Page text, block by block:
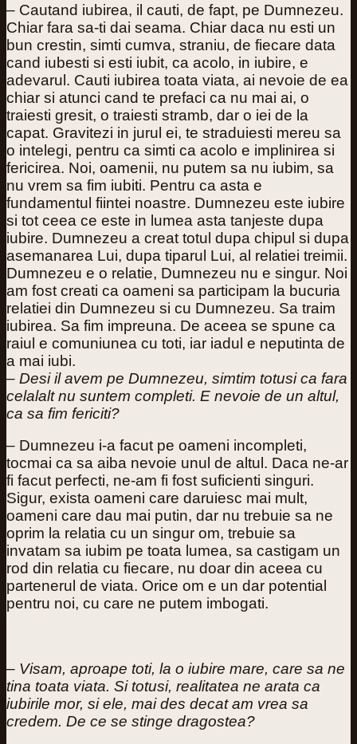
– Cautand iubirea, il cauti, de fapt, pe Dumnezeu.
Chiar fara sa-ti dai seama. Chiar daca nu esti un
bun crestin, simti cumva, straniu, de fiecare data
cand iubesti si esti iubit, ca acolo, in iubire, e
adevarul. Cauti iubirea toata viata, ai nevoie de ea
chiar si atunci cand te prefaci ca nu mai ai, o
traiesti gresit, o traiesti stramb, dar o iei de la
capat. Gravitezi in jurul ei, te straduiesti mereu sa
o intelegi, pentru ca simti ca acolo e implinirea si
fericirea. Noi, oamenii, nu putem sa nu iubim, sa
nu vrem sa fim iubiti. Pentru ca asta e
fundamentul fiintei noastre. Dumnezeu este iubire
si tot ceea ce este in lumea asta tanjeste dupa
iubire. Dumnezeu a creat totul dupa chipul si dupa
asemanarea Lui, dupa tiparul Lui, al relatiei treimii.
Dumnezeu e o relatie, Dumnezeu nu e singur. Noi
am fost creati ca oameni sa participam la bucuria
relatiei din Dumnezeu si cu Dumnezeu. Sa traim
iubirea. Sa fim impreuna. De aceea se spune ca
raiul e comuniunea cu toti, iar iadul e neputinta de
a mai iubi.
– Desi il avem pe Dumnezeu, simtim totusi ca fara
celalalt nu suntem completi. E nevoie de un altul,
ca sa fim fericiti?
– Dumnezeu i-a facut pe oameni incompleti,
tocmai ca sa aiba nevoie unul de altul. Daca ne-ar
fi facut perfecti, ne-am fi fost suficienti singuri.
Sigur, exista oameni care daruiesc mai mult,
oameni care dau mai putin, dar nu trebuie sa ne
oprim la relatia cu un singur om, trebuie sa
invatam sa iubim pe toata lumea, sa castigam un
rod din relatia cu fiecare, nu doar din aceea cu
partenerul de viata. Orice om e un dar potential
pentru noi, cu care ne putem imbogati.
– Visam, aproape toti, la o iubire mare, care sa ne
tina toata viata. Si totusi, realitatea ne arata ca
iubirile mor, si ele, mai des decat am vrea sa
credem. De ce se stinge dragostea?